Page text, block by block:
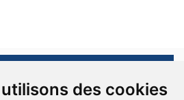
des cookies